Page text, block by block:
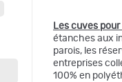
Les cuves
étanches aux
parois, les
entreprises
100% en